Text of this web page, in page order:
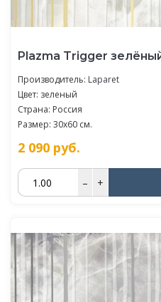
Plazma Trigger
Производитель: Laparet
Цвет: зеленый
Страна: Россия
Размер: 30x60 см.
2 090 руб.
– +